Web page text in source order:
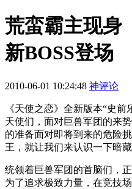
荒蛮霸主现身
新BOSS登场
2010-06-01 10:24:48 神评论
《天使之恋》全新版本“史
天使们，面对巨兽军团的来
的准备面对即将到来的危险
王，就让我们来认识一下暗
统领着巨兽军团的首脑们，
为了追求极致力量，在竞技